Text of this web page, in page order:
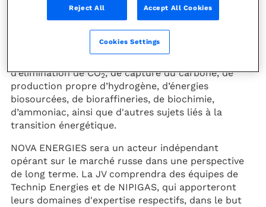
l'ingénierie et la conception, la documentation de
projet, les estimations d’investissements («FEED /
PD») ainsi que l'ingénierie, la fourniture des
équipements, la construction, l'installation et la
d’élimination de CO2, de capture du carbone, de
production propre d’hydrogène, d’énergies
biosourcées, de bioraffineries, de biochimie,
d’ammoniac, ainsi que d'autres sujets liés à la
transition énergétique.
NOVA ENERGIES sera un acteur indépendant
opérant sur le marché russe dans une perspective
de long terme. La JV comprendra des équipes de
Technip Energies et de NIPIGAS, qui apporteront
leurs domaines d'expertise respectifs, dans le but
Reject All Accept All Cookies
Cookies Settings